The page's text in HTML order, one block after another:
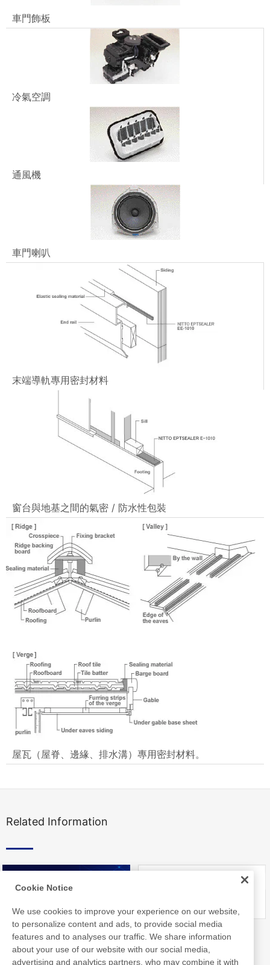
車門飾板
冷氣空調
通風機
車門喇叭
末端導軌專用密封材料
窗台與地基之間的氣密 / 防水性包裝
屋瓦（屋脊、邊緣、排水溝）專用密封材料。
Related Information
Nitto Library FAQ about Products
Cookie Notice
We use cookies to improve your experience on our website,
to personalize content and ads, to provide social media
features and to analyses our traffic. We share information
about your use of our website with our social media,
advertising and analytics partners, who may combine it with